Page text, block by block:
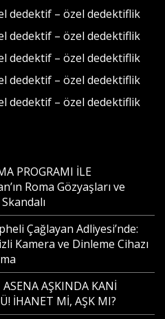
dedektif – özel dedektiflik
dedektif – özel dedektiflik
dedektif – özel dedektiflik
dedektif – özel dedektiflik
dedektif – özel dedektiflik
PROGRAMI İLE
Roma Gözyaşları ve
Çağlayan Adliyesi’nde:
Kamera ve Dinleme Cihazı
AŞKINDA KANİ
İHANET Mİ, AŞK MI?